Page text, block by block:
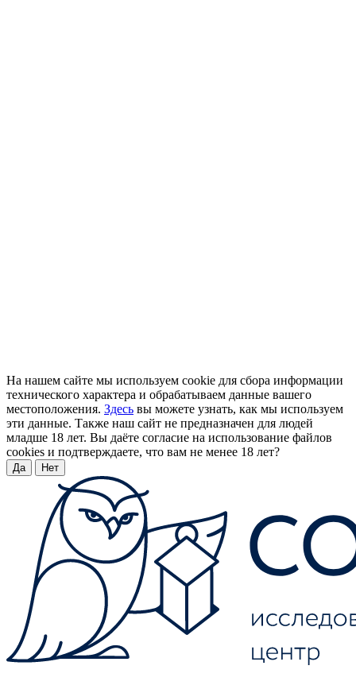
На нашем сайте мы используем cookie для сбора информации
технического характера и обрабатываем данные вашего
местоположения. Здесь вы можете узнать, как мы используем
эти данные. Также наш сайт не предназначен для людей
младше 18 лет. Вы даёте согласие на использование файлов
cookies и подтверждаете, что вам не менее 18 лет?
Да Нет